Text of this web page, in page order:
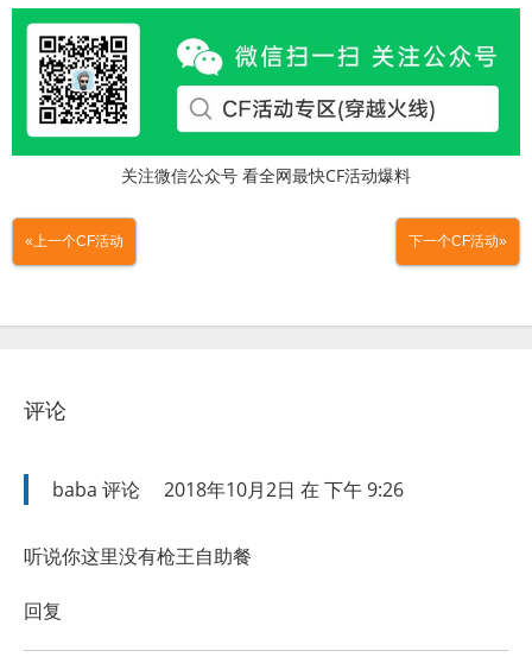
关注微信公众号 看全网最快CF活动爆料
«上一个CF活动 下一个CF活动»
评论
baba 评论 2018年10月2日 在 下午 9:26
听说你这里没有枪王自助餐
回复